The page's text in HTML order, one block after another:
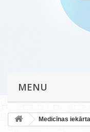
MENU
Medicīnas